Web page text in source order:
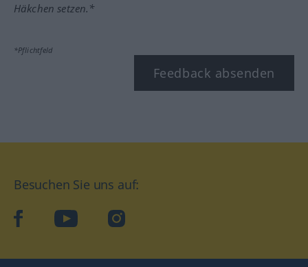
Häkchen setzen.*
*Pflichtfeld
Feedback absenden
Besuchen Sie uns auf:
facebook YouTube Instagram